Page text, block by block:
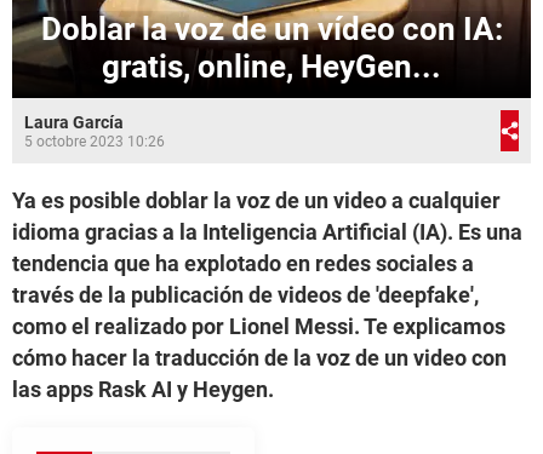
Doblar la voz de un vídeo con IA:
gratis, online, HeyGen...
Laura García
5 octobre 2023 10:26
Ya es posible doblar la voz de un video a cualquier
idioma gracias a la Inteligencia Artificial (IA). Es una
tendencia que ha explotado en redes sociales a
través de la publicación de videos de 'deepfake',
como el realizado por Lionel Messi. Te explicamos
cómo hacer la traducción de la voz de un video con
las apps Rask AI y Heygen.